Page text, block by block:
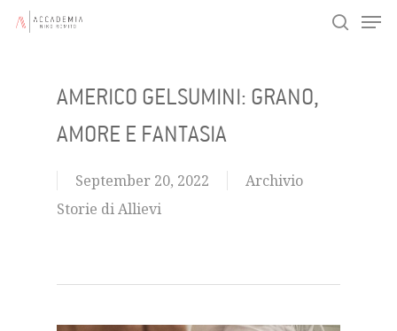
Skip
AMERICO GELSUMINI: GRANO,
AMORE E FANTASIA
September 20, 2022
Archivio
Storie di Allievi